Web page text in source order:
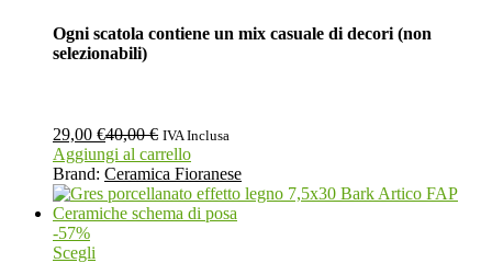
Ogni scatola contiene un mix casuale di decori (non
selezionabili)
29,00 €40,00€ IVA Inclusa
Aggiungi al carrello
Brand: Ceramica Fioranese
-57%
Scegli